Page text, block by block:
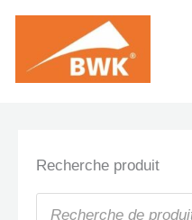
contenu
Recherche produit
Recherche
de